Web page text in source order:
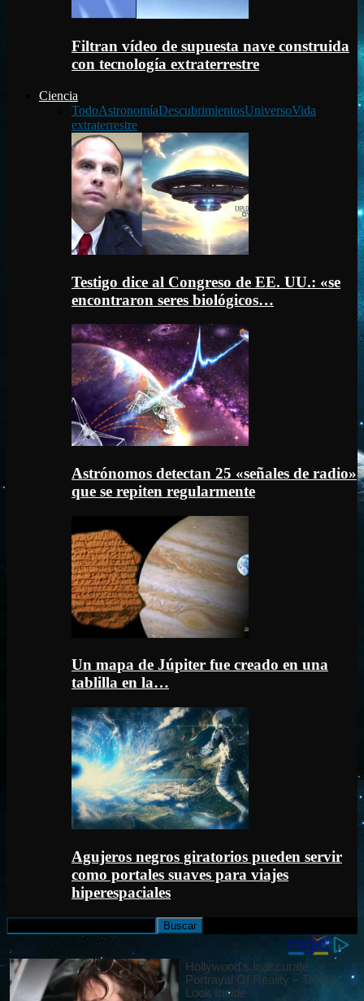
Filtran vídeo de supuesta nave construida
con tecnología extraterrestre
Ciencia
TodoAstronomíaDescubrimientosUniversoVida
extraterrestre
Testigo dice al Congreso de EE. UU.: «se
encontraron seres biológicos…
Astrónomos detectan 25 «señales de radio»
que se repiten regularmente
Un mapa de Júpiter fue creado en una
tablilla en la…
Agujeros negros giratorios pueden servir
como portales suaves para viajes
hiperespaciales